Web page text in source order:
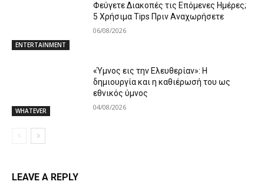
ENTERTAINMENT
Φεύγετε Διακοπές τις Επόμενες Ημέρες;
5 Χρήσιμα Tips Πριν Αναχωρήσετε
06/08/2026
WHATEVER
«Ύμνος εις την Ελευθερίαν»: Η
δημιουργία και η καθιέρωσή του ως
εθνικός ύμνος
04/08/2026
LEAVE A REPLY